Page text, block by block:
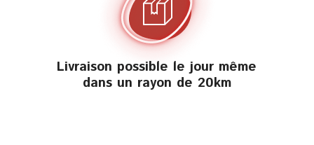
Livraison possible le jour même
dans un rayon de 20km